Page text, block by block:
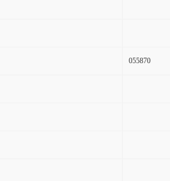
055870